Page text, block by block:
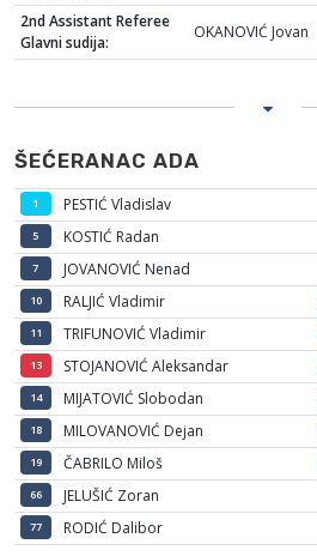
2nd Assistant Referee
Glavni sudija:
OKANOVIĆ Jovan
ŠEĆERANAC ADA
1 PESTIĆ Vladislav
5 KOSTIĆ Radan
7 JOVANOVIĆ Nenad
10 RALJIĆ Vladimir
11 TRIFUNOVIĆ Vladimir
13 STOJANOVIĆ Aleksandar
14 MIJATOVIĆ Slobodan
18 MILOVANOVIĆ Dejan
19 ČABRILO Miloš
66 JELUŠIĆ Zoran
77 RODIĆ Dalibor